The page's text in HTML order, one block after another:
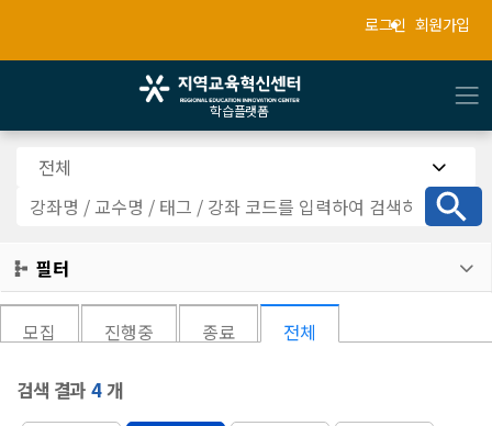
로그인 회원가입
학습플랫폼
전체 
강
검
색
필터 
모집 진행중 종료 전체
검색 결과 4 개